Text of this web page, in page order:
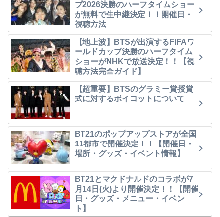
プ2026決勝のハーフタイムショー
が無料で生中継決定！！開催日・
視聴方法
【地上波】BTSが出演するFIFAワ
ールドカップ決勝のハーフタイム
ショーがNHKで放送決定！！【視
聴方法完全ガイド】
【超重要】BTSのグラミー賞授賞
式に対するボイコットについて
BT21のポップアップストアが全国
11都市で開催決定！！【開催日・
場所・グッズ・イベント情報】
BT21とマクドナルドのコラボが7
月14日(火)より開催決定！！【開催
日・グッズ・メニュー・イベン
ト】